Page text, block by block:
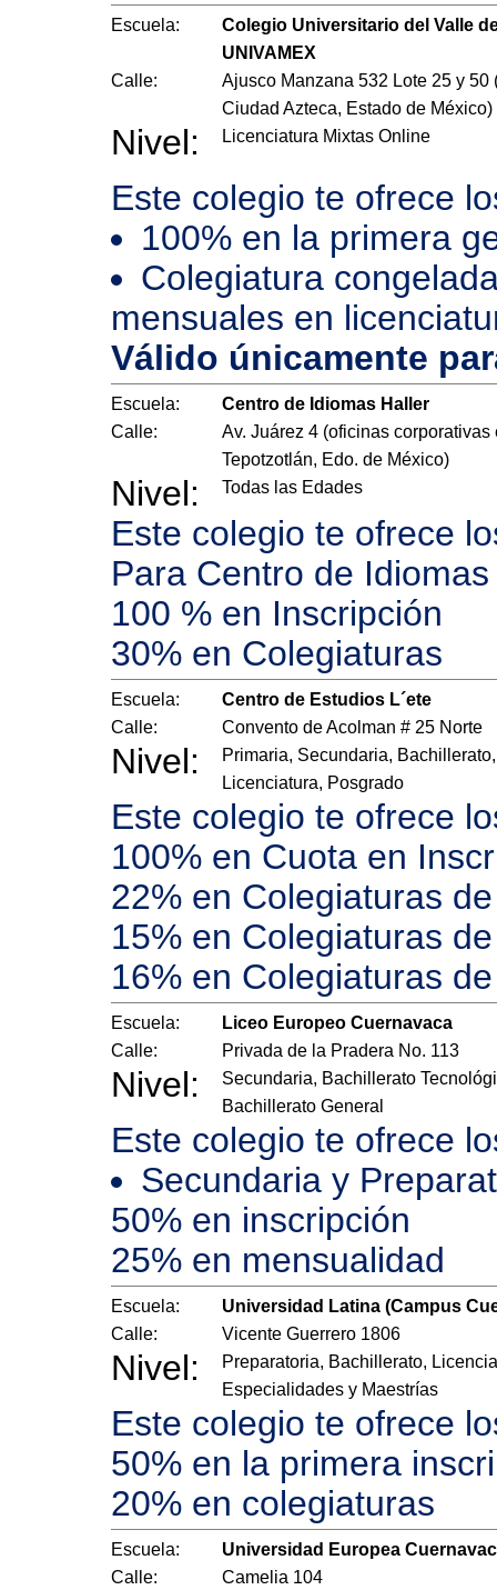
Escuela:
Colegio Universitario del Valle
UNIVAMEX
Calle:
Ajusco Manzana 532 Lote 25 y 50
Ciudad Azteca, Estado de México)
Nivel: Licenciatura Mixtas Online
Este colegio te ofrece
100% en la primera
Colegiatura
mensuales en
Válido únicamente
Escuela:
Centro de Idiomas Haller
Calle:
Av. Juárez 4 (oficinas corporativas
Tepotzotlán, Edo. de México)
Nivel: Todas las Edades
Este colegio te ofrece
Para Centro de Idiomas
100 % en Inscripción
30% en Colegiaturas
Escuela:
Centro de Estudios L´ete
Calle:
Convento de Acolman # 25 Norte
Nivel:
Primaria, Secundaria, Bachillerato,
Licenciatura, Posgrado
Este colegio te ofrece
100% en Cuota en
22% en Colegiaturas
15% en Colegiaturas
16% en Colegiaturas
Escuela:
Liceo Europeo Cuernavaca
Calle:
Privada de la Pradera No. 113
Nivel:
Secundaria, Bachillerato
Bachillerato General
Este colegio te ofrece
Secundaria y
50% en inscripción
25% en mensualidad
Escuela:
Universidad Latina (Campus
Calle:
Vicente Guerrero 1806
Nivel:
Preparatoria, Bachillerato,
Especialidades y Maestrías
Este colegio te ofrece
50% en la primera
20% en colegiaturas
Escuela:
Universidad Europea
Calle:
Camelia 104